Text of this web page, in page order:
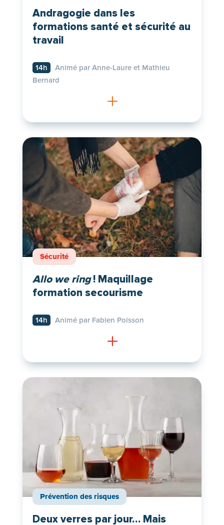
Andragogie dans les
formations santé et sécurité au
travail
14h
Animé par Anne-Laure et Mathieu
Bernard
L
Sécurité
Allo we ring! Maquillage
formation secourisme
14h Animé par Fabien Poisson
L
Prévention des risques
Deux verres par jour… Mais